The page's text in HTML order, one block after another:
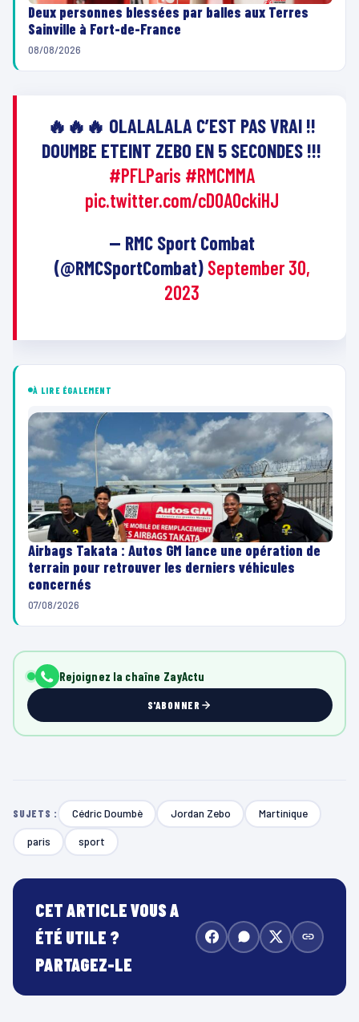
Deux personnes blessées par balles aux Terres
Sainville à Fort-de-France
08/08/2026
🔥🔥🔥 OLALALALA C’EST PAS VRAI !!
DOUMBE ETEINT ZEBO EN 5 SECONDES !!!
#PFLParis #RMCMMA
pic.twitter.com/cD0A0ckiHJ
— RMC Sport Combat
(@RMCSportCombat) September 30,
2023
À LIRE ÉGALEMENT
Airbags Takata : Autos GM lance une opération de
terrain pour retrouver les derniers véhicules
concernés
07/08/2026
Rejoignez la chaîne ZayActu
S'ABONNER
SUJETS : Cédric Doumbè Jordan Zebo Martinique
paris sport
CET ARTICLE VOUS A
ÉTÉ UTILE ?
PARTAGEZ-LE